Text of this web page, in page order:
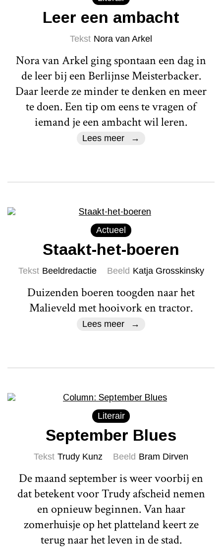
Leer een ambacht
Tekst Nora van Arkel
Nora van Arkel ging spontaan een dag in
de leer bij een Berlijnse Meisterbacker.
Daar leerde ze minder te denken en meer
te doen. Een tip om eens te vragen of
iemand je een ambacht wil leren.
Lees meer
Actueel
Staakt-het-boeren
Tekst Beeldredactie Beeld Katja Grosskinsky
Duizenden boeren toogden naar het
Malieveld met hooivork en tractor.
Lees meer
Literair
September Blues
Tekst Trudy Kunz Beeld Bram Dirven
De maand september is weer voorbij en
dat betekent voor Trudy afscheid nemen
en opnieuw beginnen. Van haar
zomerhuisje op het platteland keert ze
terug naar het leven in de stad.